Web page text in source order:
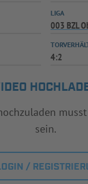
LIGA
003 BZL
4:2
sein.
/